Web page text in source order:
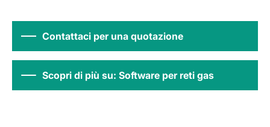
Contattaci per una quotazione
Scopri di più su: Software per reti gas